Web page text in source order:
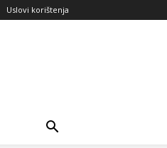
Uslovi korištenja